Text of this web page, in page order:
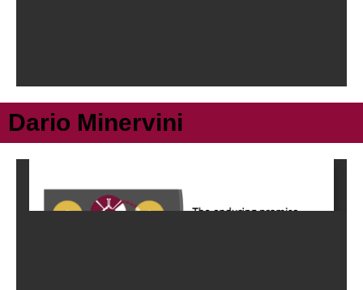
Dario Minervini